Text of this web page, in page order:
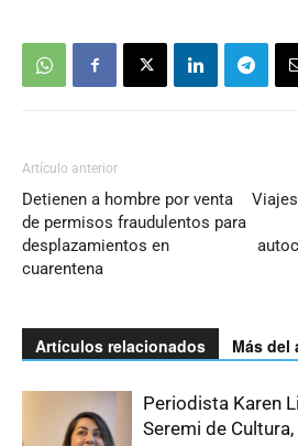
Artículo anterior
Detienen a hombre por venta
de permisos fraudulentos para
desplazamientos en
cuarentena
Artículos relacionados Más del
Periodista Karen
Seremi de Cultura,